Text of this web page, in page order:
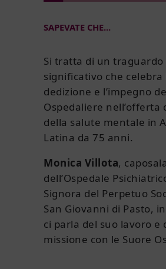
SAPEVATE CHE...
Si tratta di un traguardo
significativo che celebra
dedizione e l’impegno
Ospedaliere nell’offerta
della salute mentale in
Latina da 75 anni.
Monica Villota, caposala
dell’Ospedale
Signora del Perpetuo
San Giovanni di Pasto,
ci parla del suo lavoro e
missione con le Suore